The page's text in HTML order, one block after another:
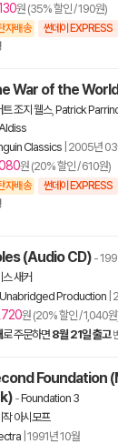
원 (35% 할인 / 190원)
자배송 썬데이 EXPRESS
War of the
트 조지 웰스, Patrick
Classics 2005년
원 (20% 할인 / 610원)
자배송 썬데이 EXPRESS
(Audio CD) -
새커
Production
원 (20% 할인 / 1,040
로 주문하면 8월 21일 출고
Foundation
-Foundation 3
작 아시모프
1991년 10월